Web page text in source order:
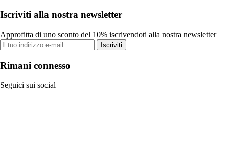
Iscriviti alla nostra newsletter
Approfitta di uno sconto del 10% iscrivendoti alla nostra newsletter
Iscriviti
Rimani connesso
Seguici sui social